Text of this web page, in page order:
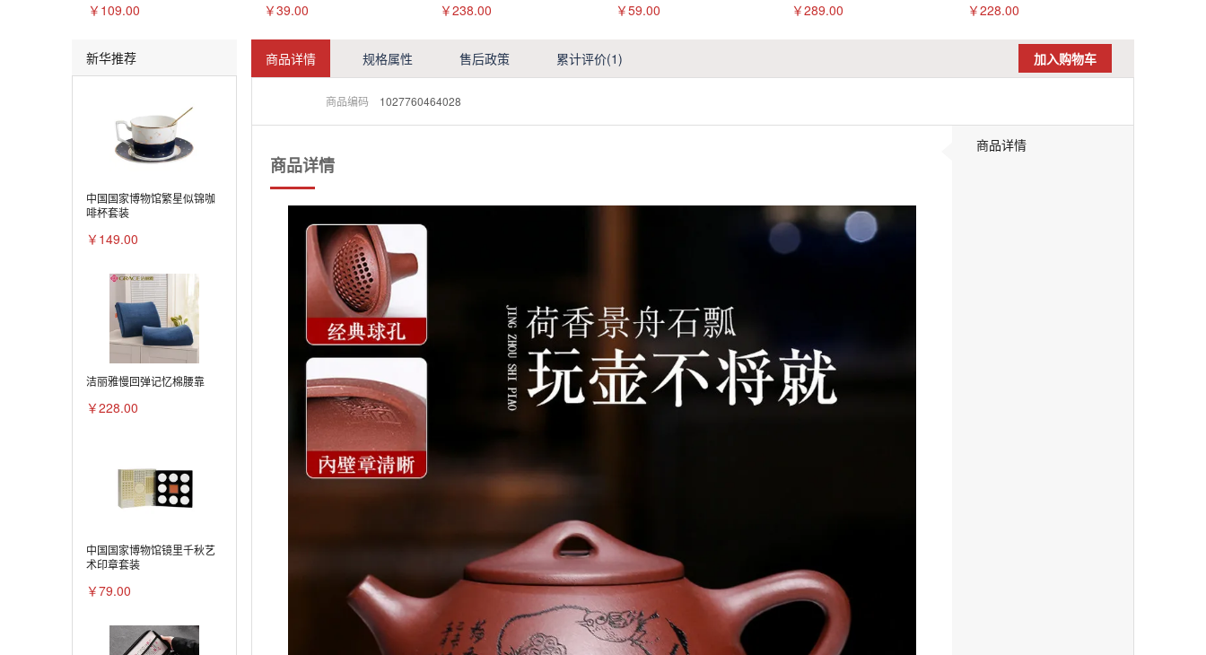
￥109.00 ￥39.00 ￥238.00 ￥59.00 ￥289.00 ￥228.00
新华推荐
中国国家博物馆繁星似锦咖
啡杯套装
￥149.00
洁丽雅慢回弹记忆棉腰靠
￥228.00
中国国家博物馆镜里千秋艺
术印章套装
￥79.00
商品详情 规格属性 售后政策 累计评价(1) 加入购物车
商品编码 1027760464028
商品详情
商品详情